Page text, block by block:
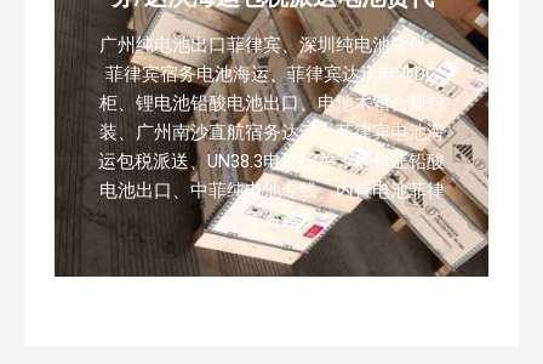
广州纯电池出口菲律宾、深圳纯电池货代、
菲律宾宿务电池海运、菲律宾达沃电池DG
柜、锂电池铅酸电池出口、电池木箱合规包
装、广州南沙直航宿务达沃、菲律宾电池海
运包税派送、UN38.3电池报关、危包证铅酸
电池出口、中菲纯电池专线、内置电池菲律
宾海运